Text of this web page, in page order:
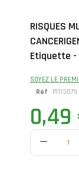
images
gallery
beginning
images
gallery
RISQUES
Etiquette -
SOYEZ LE
Réf
PI113D79
0,49